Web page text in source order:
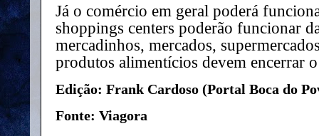
Já o comércio em geral poderá
shoppings centers poderão funcionar
mercadinhos, mercados,
produtos alimentícios devem encerrar
Edição: Frank Cardoso (Portal Boca do
Fonte: Viagora